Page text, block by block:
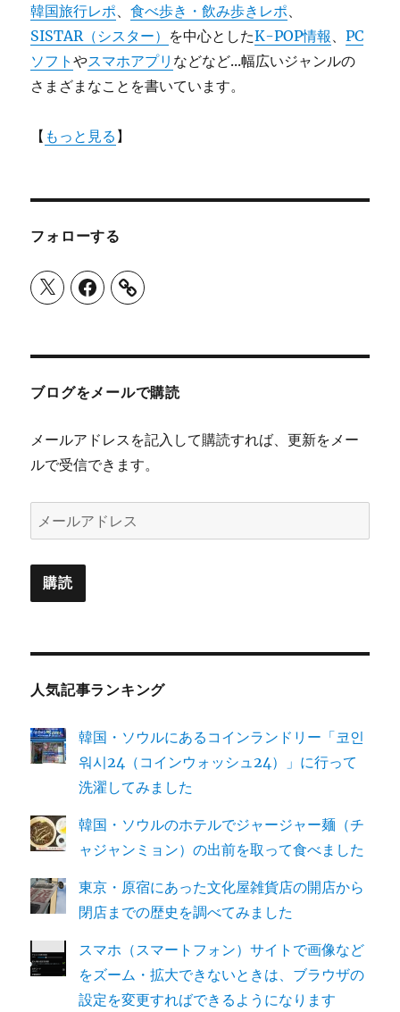
韓国旅行レポ 、食べ歩き・飲み歩きレポ
SISTAR（シスター） を中心としたK-POP情報 、PC
ソフトやスマホアプリ などなど...幅広いジャンルの
さまざまなことを書いています。
【 もっと見る 】
フォローする
X Facebook
ブログをメールで購読
メールアドレスを記入して購読すれば、更新をメー
ルで受信できます。
ー
ル
ア購読
人気記事ランキング
韓国・ソウルにあるコインランドリー「코인
워시24（コインウォッシュ24）」に行って
洗濯してみました
韓国・ソウルのホテルでジャージャー麺（チ
ャジャンミョン）の出前を取って食べました
東京・原宿にあった文化屋雑貨店の開店から
閉店までの歴史を調べてみました
スマホ（スマートフォン）サイトで画像など
をズーム・拡大できないときは、ブラウザの
設定を変更すればできるようになります